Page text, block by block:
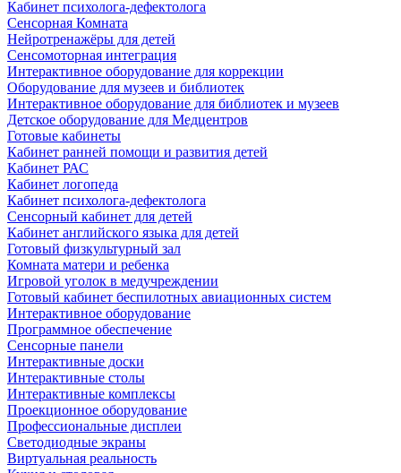
Кабинет психолога-дефектолога
Сенсорная Комната
Нейротренажёры для детей
Сенсомоторная интеграция
Интерактивное оборудование для коррекции
Оборудование для музеев и библиотек
Интерактивное оборудование для библиотек и музеев
Детское оборудование для Медцентров
Готовые кабинеты
Кабинет ранней помощи и развития детей
Кабинет РАС
Кабинет логопеда
Кабинет психолога-дефектолога
Сенсорный кабинет для детей
Кабинет английского языка для детей
Готовый физкультурный зал
Комната матери и ребенка
Игровой уголок в медучреждении
Готовый кабинет беспилотных авиационных систем
Интерактивное оборудование
Программное обеспечение
Сенсорные панели
Интерактивные доски
Интерактивные столы
Интерактивные комплексы
Проекционное оборудование
Профессиональные дисплеи
Светодиодные экраны
Виртуальная реальность